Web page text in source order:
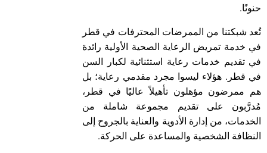
حنونًا.
تُعد شبكتنا من الممرضات المحترفات في قطر
في خدمة تمريض الرعاية الصحية الأولية رائدة
في تقديم خدمات رعاية استثنائية لكبار السن
في قطر. هؤلاء ليسوا مجرد مقدمي رعاية؛ بل
هم ممرضون مؤهلون تأهيلاً عاليًا في قطر،
مُدرَّبون على تقديم مجموعة شاملة من
الخدمات، من إدارة الأدوية والعناية بالجروح إلى
النظافة الشخصية والمساعدة على الحركة.